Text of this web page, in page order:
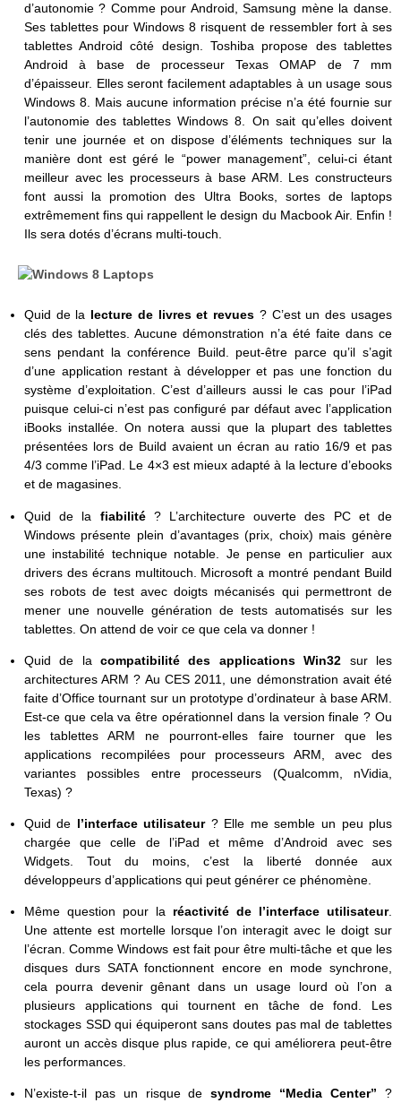
d’autonomie ? Comme pour Android, Samsung mène la danse.
Ses tablettes pour Windows 8 risquent de ressembler fort à ses
tablettes Android côté design. Toshiba propose des tablettes
Android à base de processeur Texas OMAP de 7 mm
d’épaisseur. Elles seront facilement adaptables à un usage sous
Windows 8. Mais aucune information précise n’a été fournie sur
l’autonomie des tablettes Windows 8. On sait qu’elles doivent
tenir une journée et on dispose d’éléments techniques sur la
manière dont est géré le “power management”, celui-ci étant
meilleur avec les processeurs à base ARM. Les constructeurs
font aussi la promotion des Ultra Books, sortes de laptops
extrêmement fins qui rappellent le design du Macbook Air. Enfin !
Ils sera dotés d’écrans multi-touch.
Quid de la lecture de livres et revues ? C’est un des usages
clés des tablettes. Aucune démonstration n’a été faite dans ce
sens pendant la conférence Build. peut-être parce qu’il s’agit
d’une application restant à développer et pas une fonction du
système d’exploitation. C’est d’ailleurs aussi le cas pour l’iPad
puisque celui-ci n’est pas configuré par défaut avec l’application
iBooks installée. On notera aussi que la plupart des tablettes
présentées lors de Build avaient un écran au ratio 16/9 et pas
4/3 comme l’iPad. Le 4×3 est mieux adapté à la lecture d’ebooks
et de magasines.
Quid de la fiabilité? L’architecture ouverte des PC et de
Windows présente plein d’avantages (prix, choix) mais génère
une instabilité technique notable. Je pense en particulier aux
drivers des écrans multitouch. Microsoft a montré pendant Build
ses robots de test avec doigts mécanisés qui permettront de
mener une nouvelle génération de tests automatisés sur les
tablettes. On attend de voir ce que cela va donner !
Quid de lacompatibilité des applications Win32 sur les
architectures ARM ? Au CES 2011, une démonstration avait été
faite d’Office tournant sur un prototype d’ordinateur à base ARM.
Est-ce que cela va être opérationnel dans la version finale ? Ou
les tablettes ARM ne pourront-elles faire tourner que les
applications recompilées pour processeurs ARM, avec des
variantes possibles entre processeurs (Qualcomm, nVidia,
Texas) ?
Quid de l’interface utilisateur ? Elle me semble un peu plus
chargée que celle de l’iPad et même d’Android avec ses
Widgets. Tout du moins, c’est la liberté donnée aux
développeurs d’applications qui peut générer ce phénomène.
Même question pour la réactivité de l’interface utilisateur.
Une attente est mortelle lorsque l’on interagit avec le doigt sur
l’écran. Comme Windows est fait pour être multi-tâche et que les
disques durs SATA fonctionnent encore en mode synchrone,
cela pourra devenir gênant dans un usage lourd où l’on a
plusieurs applications qui tournent en tâche de fond. Les
stockages SSD qui équiperont sans doutes pas mal de tablettes
auront un accès disque plus rapide, ce qui améliorera peut-être
les performances.
N’existe-t-il pas un risque desyndrome “Media Center”?